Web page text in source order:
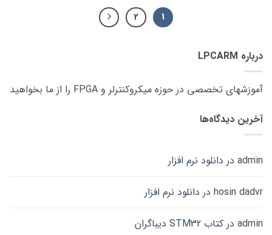
1
2
درباره LPCARM
آموزشهای تخصصی در حوزه میکروکنترلر و FPGA را از ما بخواهید
آخرین دیدگاه‌ها
admin در دانلود نرم افزار
hosin dadvr در دانلود نرم افزار
admin در کتاب STM32 دیباگران